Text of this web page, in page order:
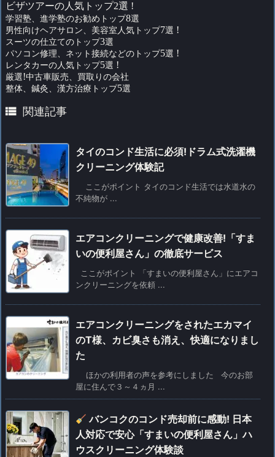
ビザツアーの人気トップ2選 !
学習塾、進学塾のお勧めトップ8選
男性向けヘアサロン、美容室人気トップ7選 !
スーツの仕立てのトップ3選
パソコン修理、ネット接続などのトップ5選 !
レンタカーの人気トップ5選 !
厳選!中古車販売、買取りの会社
整体、鍼灸、漢方治療トップ5選
 関連記事
タイのコンド生活に必須!ドラム式洗濯機
クリーニング体験記
ここがポイント タイのコンド生活では水道水の
不純物が ...
エアコンクリーニングで健康改善!「すま
いの便利屋さん」の徹底サービス
ここがポイント 「すまいの便利屋さん」にエアコ
ンクリーニングを依頼 ...
エアコンクリーニングをされたエカマイ
のT様、カビ臭さも消え、快適になりまし
た
ほかの利用者の声を参考にしました 今のお部
屋に住んで３～４ヵ月 ...
バンコクのコンド売却前に感動! 日本
人対応で安心「すまいの便利屋さん」ハ
ウスクリーニング体験談